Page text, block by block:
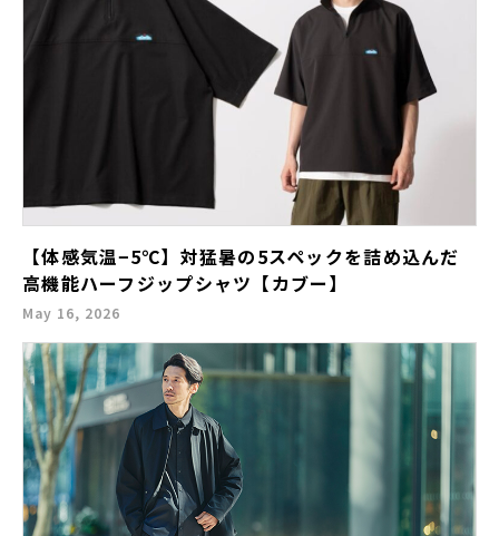
【体感気温−5℃】対猛暑の5スペックを詰め込んだ
高機能ハーフジップシャツ【カブー】
May 16, 2026